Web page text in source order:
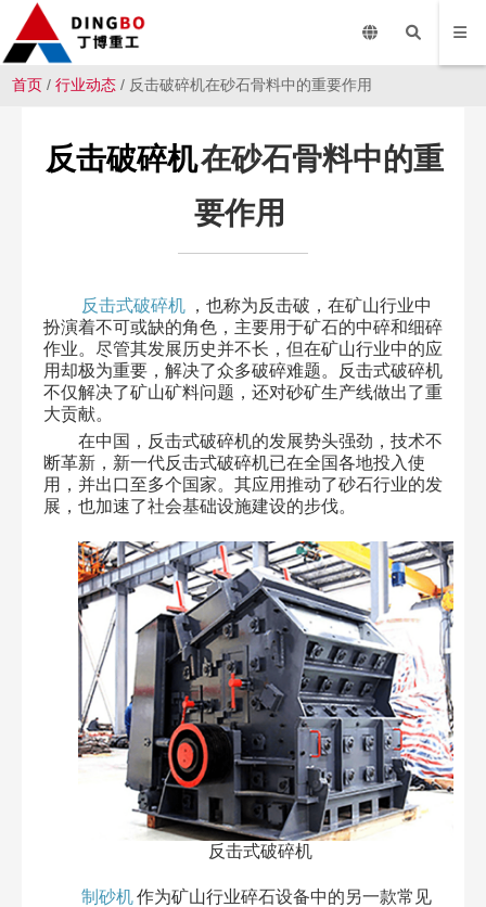
首页 /行业动态 / 反击破碎机在砂石骨料中的重要作用
反击破碎机在砂石骨料中的重
要作用
反击式破碎机 ，也称为反击破，在矿山行业中
扮演着不可或缺的角色，主要用于矿石的中碎和细碎
作业。尽管其发展历史并不长，但在矿山行业中的应
用却极为重要，解决了众多破碎难题。反击式破碎机
不仅解决了矿山矿料问题，还对砂矿生产线做出了重
大贡献。
在中国，反击式破碎机的发展势头强劲，技术不
断革新，新一代反击式破碎机已在全国各地投入使
用，并出口至多个国家。其应用推动了砂石行业的发
展，也加速了社会基础设施建设的步伐。
反击式破碎机
制砂机作为矿山行业碎石设备中的另一款常见